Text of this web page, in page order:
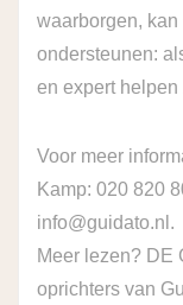
waarborgen,
ondersteunen:
en expert
Voor meer
Kamp: 020 820
info@guidato.nl.
Meer lezen? DE
oprichters van